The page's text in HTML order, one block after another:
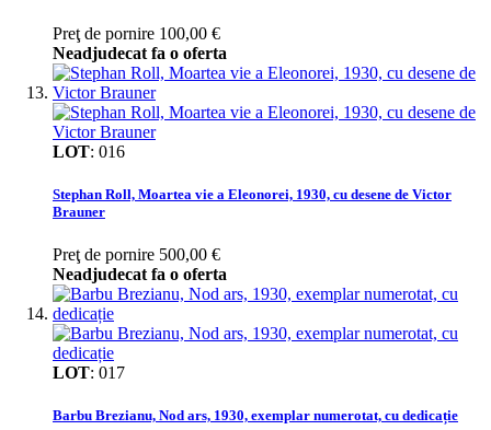
Preţ de pornire 100,00 €
Neadjudecat fa o oferta
LOT: 016
Stephan Roll, Moartea vie a Eleonorei, 1930, cu desene de Victor
Brauner
Preţ de pornire 500,00 €
Neadjudecat fa o oferta
LOT: 017
Barbu Brezianu, Nod ars, 1930, exemplar numerotat, cu dedicație